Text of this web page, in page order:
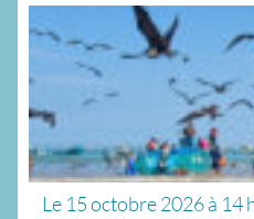
Le 15 octobre 2026à 14